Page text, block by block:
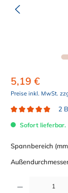
5,19 €
Preise inkl. MwSt.
2
Sofort lieferbar.
Spannbereich
Produkt Anzahl: Gib